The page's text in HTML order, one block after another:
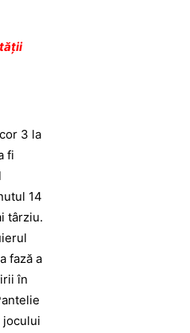
3 la
fi
14
târziu.
fază a
în
jocului